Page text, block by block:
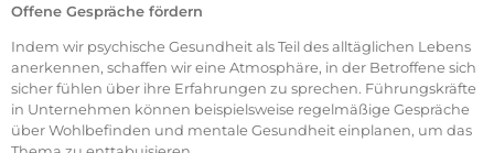
Offene Gespräche fördern
Indem wir psychische Gesundheit als Teil des alltäglichen Lebens
anerkennen, schaffen wir eine Atmosphäre, in der Betroffene sich
sicher fühlen über ihre Erfahrungen zu sprechen. Führungskräfte
in Unternehmen können beispielsweise regelmäßige Gespräche
über Wohlbefinden und mentale Gesundheit einplanen, um das